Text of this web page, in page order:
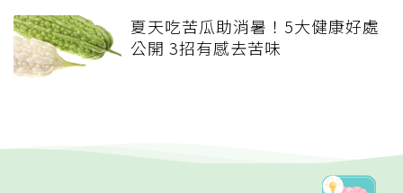
夏天吃苦瓜助消暑！5大健康好處
公開 3招有感去苦味